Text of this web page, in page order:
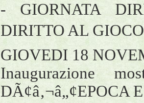
- GIORNATA
DIRITTO AL
GIOVEDI 18
Inaugurazione
DÃ¢â‚¬â„¢EPOCA